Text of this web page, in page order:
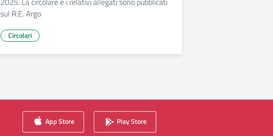
sul R.E. Argo
Circolari
App Store Play Store